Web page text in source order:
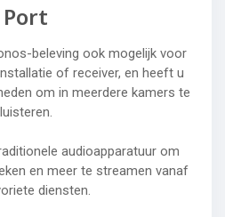
Port
beleving ook mogelijk voor
of receiver, en heeft u
om in meerdere kamers te
luisteren.
audioapparatuur om
en meer te streamen vanaf
diensten.